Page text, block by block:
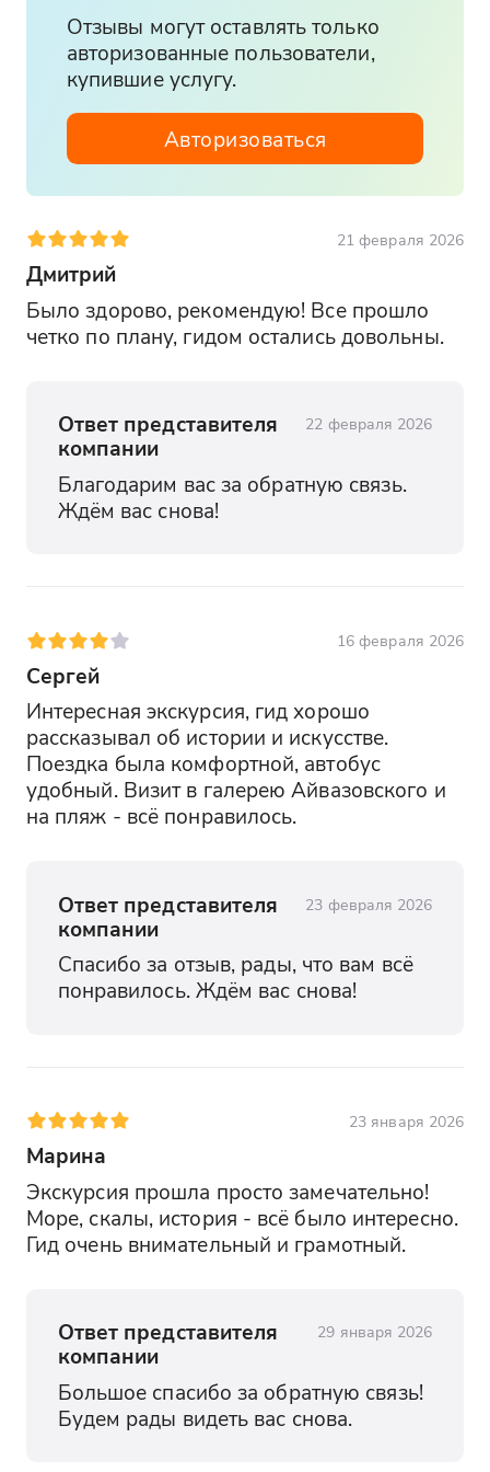
насладиться приморским воздухом и
солнцем, расслабившись у воды.
Возвращение в Севастополь
Ваше путешествие в Феодосию и
Коктебель завершится возвращением на
вечернее время. Вы вернетесь
наполненные впечатлениями от
истории, искусства, литературы и
неповторимой атмосферы восточного
Крыма.
Отзывы могут оставлять только
авторизованные пользователи,
купившие услугу.
Авторизоваться
21 февраля 2026
Дмитрий
Было здорово, рекомендую! Все прошло
четко по плану, гидом остались довольны.
Ответ представителя
компании
22 февраля 2026
Благодарим вас за обратную связь.
Ждём вас снова!
16 февраля 2026
Сергей
Интересная экскурсия, гид хорошо
рассказывал об истории и искусстве.
Поездка была комфортной, автобус
удобный. Визит в галерею Айвазовского и
на пляж - всё понравилось.
Ответ представителя
компании
23 февраля 2026
Спасибо за отзыв, рады, что вам всё
понравилось. Ждём вас снова!
23 января 2026
Марина
Экскурсия прошла просто замечательно!
Море, скалы, история - всё было интересно.
Гид очень внимательный и грамотный.
Ответ представителя
компании
29 января 2026
Большое спасибо за обратную связь!
Будем рады видеть вас снова.